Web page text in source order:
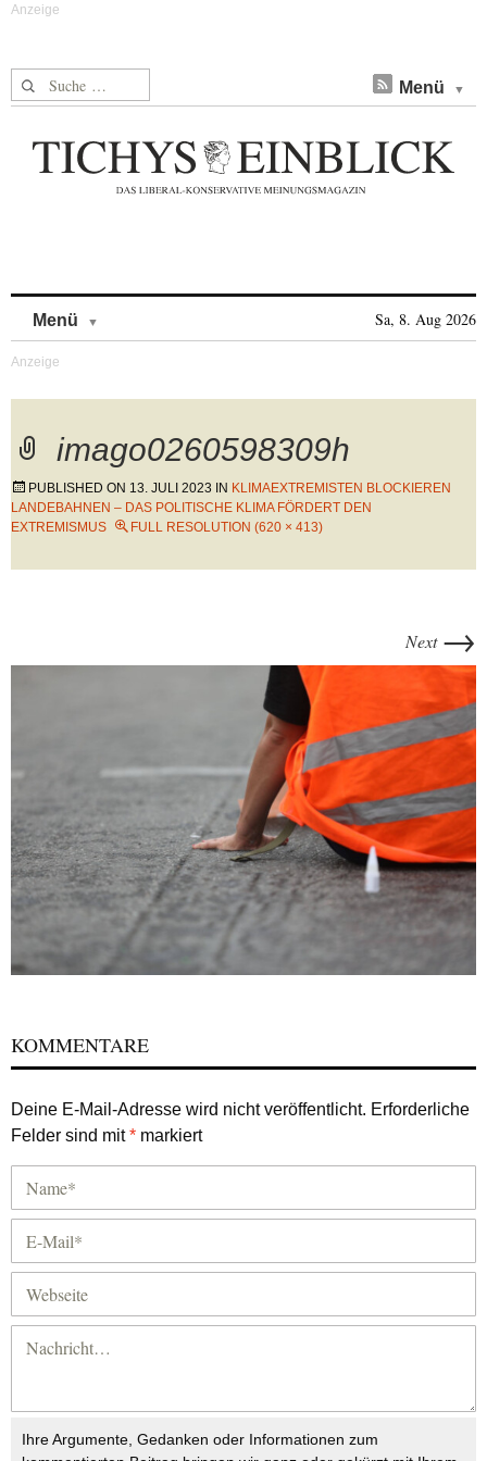
Suche nach: Menü
Menü Sa, 8. Aug 2026
imago0260598309h
PUBLISHED ON 13. JULI 2023 IN KLIMAEXTREMISTEN BLOCKIEREN
LANDEBAHNEN – DAS POLITISCHE KLIMA FÖRDERT DEN
EXTREMISMUS
FULL RESOLUTION (620 × 413)
Next →
KOMMENTARE
Deine E-Mail-Adresse wird nicht veröffentlicht. Erforderliche
Felder sind mit* markiert
Ihre Argumente, Gedanken oder Informationen zum